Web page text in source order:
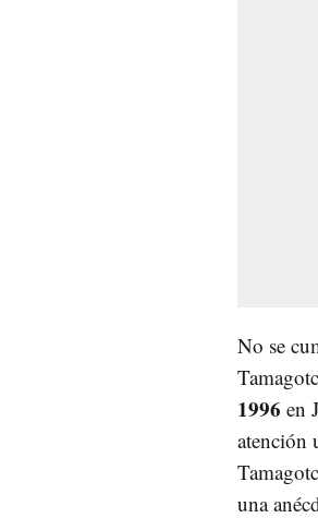
No se
1996 en
atención
una